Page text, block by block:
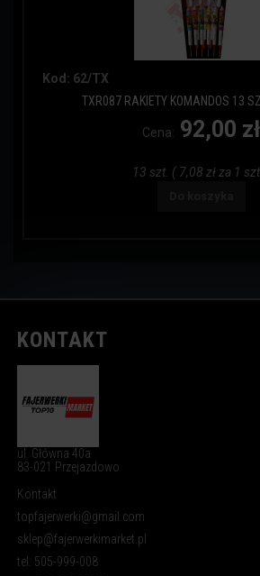
Kod: 62/TX
TXR087 RAKIETY KOMANDOS 13
Cena: 92,00 zł
13 szt. ( 7,08 zł za 1
KONTAKT
ul. Główna 40a
83-021 Przejazdowo
Kontakt
topfajerwerki@gmail.com
sklep@fajerwerkimarket.pl
tel: 505-999-008